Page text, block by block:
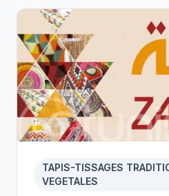
TAPIS-TISSAGES
VEGETALES